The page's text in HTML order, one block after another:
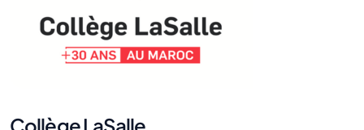
Collège LaSalle